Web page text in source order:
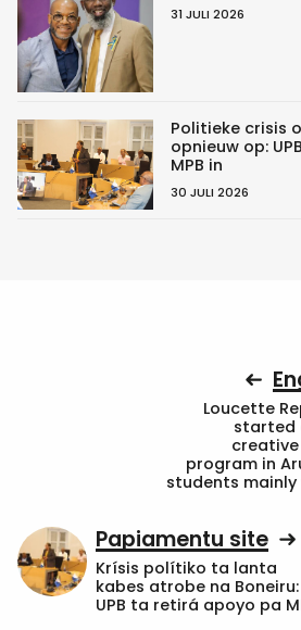
31 JULI 2026
Politieke crisis
opnieuw op:
MPB in
30 JULI 2026
Loucette
started
program in
students
Papiamentu site
Krísis polítiko ta lanta
kabes atrobe na Boneiru:
UPB ta retirá apoyo pa